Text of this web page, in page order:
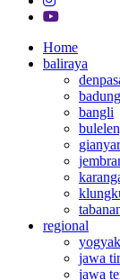
Home
baliraya
badung
bangli
gianyar
regional
jawa
jawa